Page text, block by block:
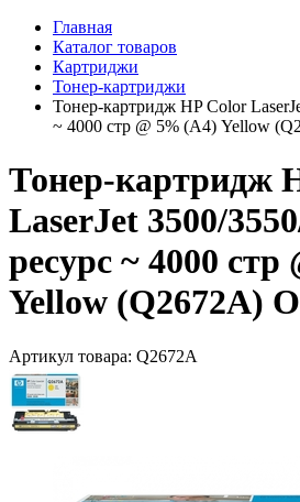
Главная
Каталог товаров
Картриджи
Тонер-картриджи
Тонер-картридж HP Color
~ 4000 стр @ 5% (A4) Yellow
Тонер-картридж
LaserJet 3500/
ресурс ~ 4000
Yellow (Q2672A)
Артикул товара: Q2672A